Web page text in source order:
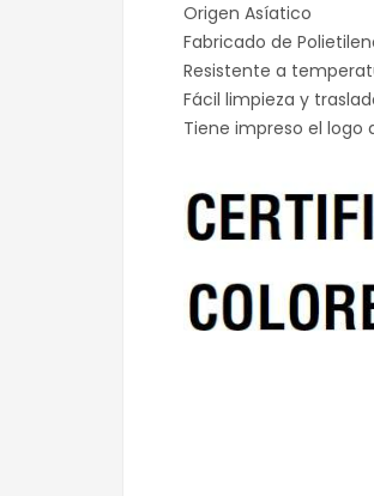
Origen Asíatico
Fabricado de
Resistente a
Fácil limpieza y
Tiene impreso el logo